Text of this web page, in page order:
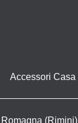
Accessori Casa
(Rimini)